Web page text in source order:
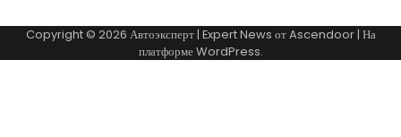
Copyright © 2026 Автоэксперт| Expert News отAscendoor| На
платформеWordPress.